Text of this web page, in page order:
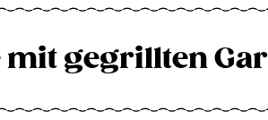
gegrillten